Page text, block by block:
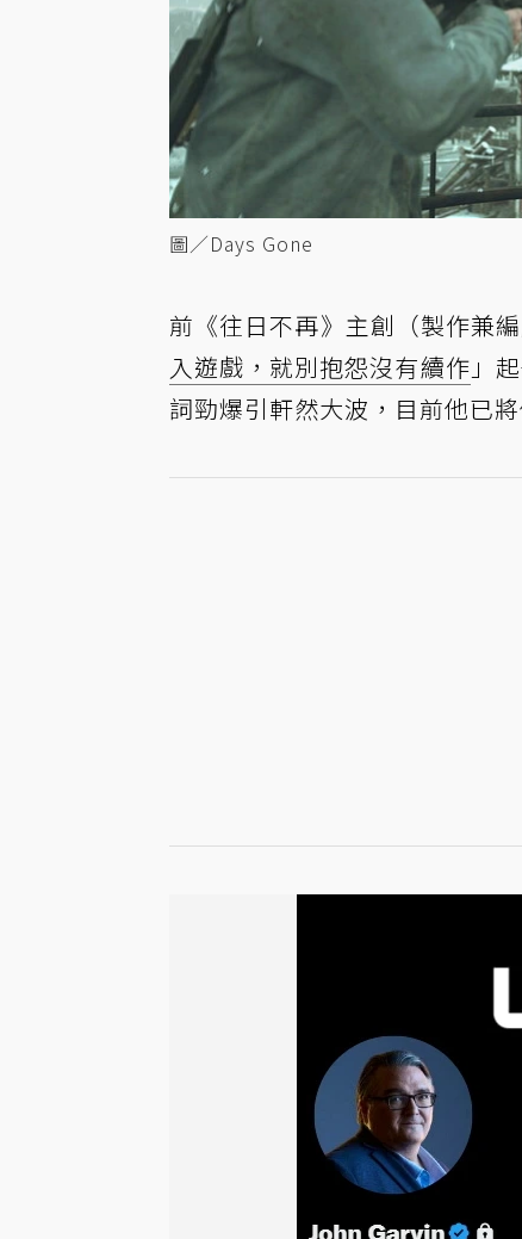
圖／Days Gone
前《往日不再》主創（製作兼
入遊戲，就別抱怨沒有續作 」
詞勁爆引軒然大波，目前他已